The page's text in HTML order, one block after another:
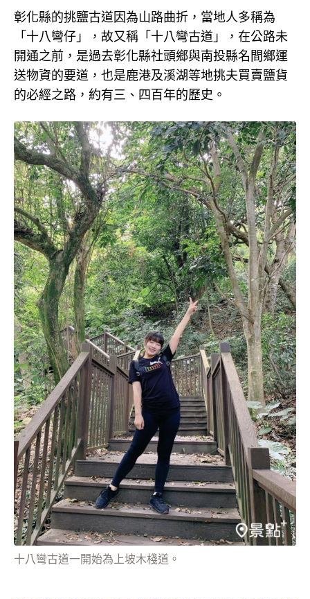
彰化縣的挑鹽古道因為山路曲折，當地人多稱為
「十八彎仔」，故又稱「十八彎古道」，在公路未
開通之前，是過去彰化縣社頭鄉與南投縣名間鄉運
送物資的要道，也是鹿港及溪湖等地挑夫買賣鹽貨
的必經之路，約有三、四百年的歷史。
十八彎古道一開始為上坡木棧道。